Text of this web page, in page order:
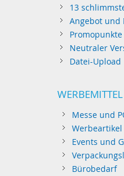
13
Angebot und
Promopunkte
Neutraler
Datei-Upload
WERBEMITTEL
Messe und
Werbeartikel
Events und
Bürobedarf